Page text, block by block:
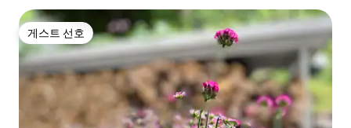
게스트 선호
게스트 선호